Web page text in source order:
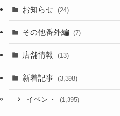
お知らせ (24)
その他番外編 (7)
店舗情報 (13)
新着記事 (3,398)
イベント (1,395)